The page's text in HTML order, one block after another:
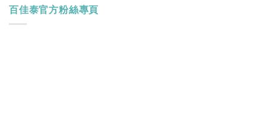
百佳泰官方粉絲專頁